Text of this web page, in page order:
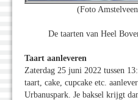
(Foto
De taarten van Heel
Taart aanleveren
Zaterdag 25 juni 2022 tussen
taart, cake, cupcake etc.
Urbanuspark. Je baksel krijgt